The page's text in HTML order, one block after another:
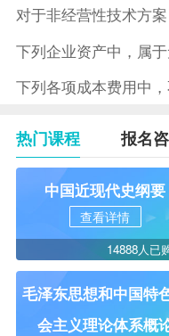
下列企业资产中，属
下列各项成本费用中
热门课程 报名
中国近现代史纲要
查看详情
14888人已
毛泽东思想和中国特
会主义理论体系概